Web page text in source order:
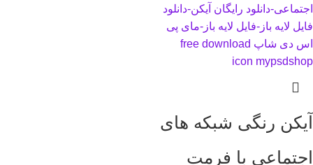
آیکن رنگی شبکه های
اجتماعی با فرمت